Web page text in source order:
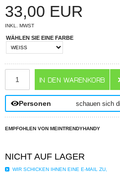
33,00 EUR
INKL. MWST
WÄHLEN SIE EINE FARBE
Personen schauen sich
EMPFOHLEN VON MEINTRENDYHANDY
NICHT AUF LAGER
WIR SCHICKEN IHNEN EINE E-MAIL ZU,